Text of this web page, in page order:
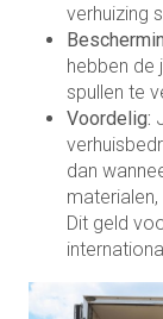
verhuizing
hebben de
spullen te
Voordelig:
dan
Dit geld